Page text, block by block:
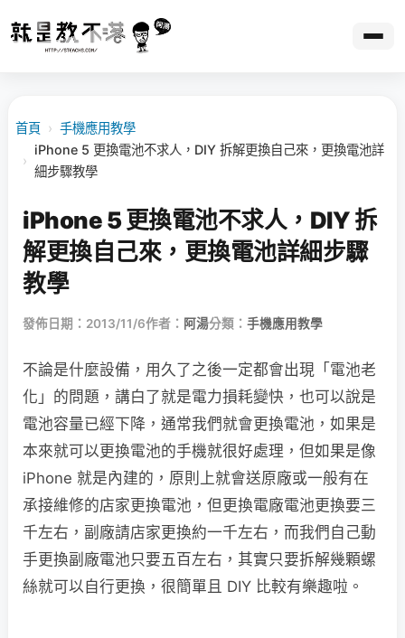
首頁 › 手機應用教學
›
iPhone 5 更換電池不求人，DIY 拆解更換自己來，更換電池詳
細步驟教學
iPhone 5 更換電池不求人，DIY 拆
解更換自己來，更換電池詳細步驟
教學
發佈日期：2013/11/6作者： 阿湯分類： 手機應用教學
不論是什麼設備，用久了之後一定都會出現「電池老
化」的問題，講白了就是電力損耗變快，也可以說是
電池容量已經下降，通常我們就會更換電池，如果是
本來就可以更換電池的手機就很好處理，但如果是像
iPhone 就是內建的，原則上就會送原廠或一般有在
承接維修的店家更換電池，但更換電廠電池更換要三
千左右，副廠請店家更換約一千左右，而我們自己動
手更換副廠電池只要五百左右，其實只要拆解幾顆螺
絲就可以自行更換，很簡單且 DIY 比較有樂趣啦。